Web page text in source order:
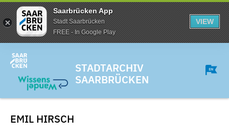
Saarbrücken App
Stadt Saarbrücken
FREE - In Google Play
VIEW
STADTARCHIV
SAARBRÜCKEN
EMIL HIRSCH